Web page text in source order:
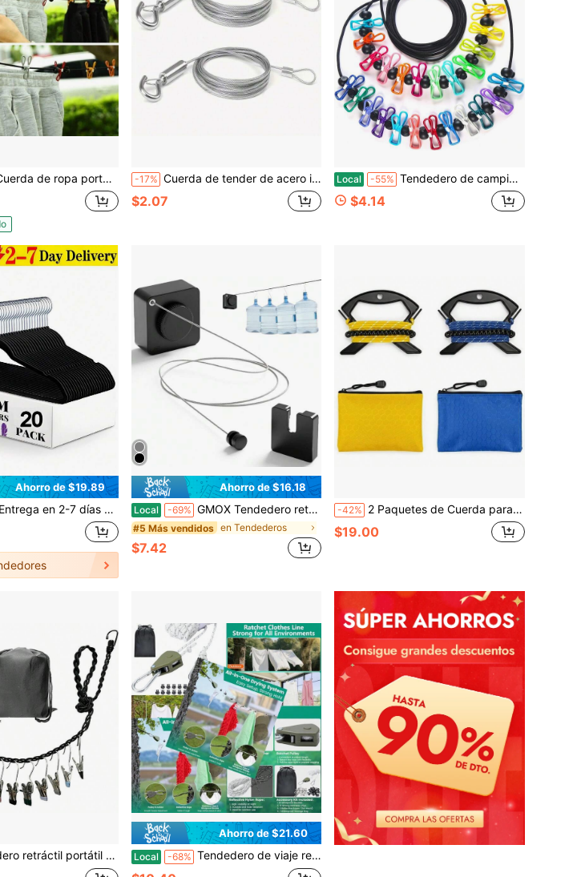
portátil retráctil para viajes y camping con 24 pinzas | Para secado de ropa en interiores, línea de secado al aire libre, artículos esenciales de camping y RV, hotel con bolsa impermeable, extensible de 10 a 12 pies -17% Cuerda de tender de acero inoxidable, retráctil y ajustable para interior/exterior montada en la pared, para colgar ropa, opciones de longitud: 0,5 m/3 m/5 m, diámetro de la cuerda: 2 mm
$2.07
Local -55% Tendedero de camping portátil con 12 pinzas, accesorios de camping y línea de ropa retráctil elástica para viajes, camping, hotel y uso en interiores y exteriores
$4.14
Ahorro de $19.89
resistente al deslizamiento, para abrigos, percha premium delgada y ahorradora de espacio para trajes para organizador de armario, gancho giratorio de 360°, casa, perchas, organizador de armario y almacenamiento, perchero de abrigos, organizador de armario, organización de la lavandería, perchas para bebés, perchas para ropa, armario, perchas para pantalones, paquete de 60 perchas, artículos esenciales para apartamentos, organizador, perchas de terciopelo, pinzas para la ropa, ropa, mono vaquero para mujer, cómoda para el armario, almacenamiento de armario, ganchos para abrigos, accesorios de cocina rosa, perchas para niños, fieltro, ganchos, artículos esenciales para dormitorios, perchas para pantalones, organizador colgante de armario, organización de armarios, negro, percha de abrigo, perchas para faldas, decoración de apartamentos, artículos esenciales para la universidad, artículos esenciales para dormitorios
Ahorro de $16.18
Local -69% GMOX Tendedero retráctil de uso intensivo | Línea de lavandería montada en la pared de 15 pies que ahorra espacio para interiores y exteriores (negro)
#5 Más vendidos en Tendederos
$7.42
-42% 2 Paquetes de Cuerda para Ropa de Viaje, Sin Pinzas Necesarias, 48 Cuentas, Bolsas con Enrolladores 2x 11.5 Pies de Líneas de Lavandería Reflectantes No Elásticas con Bolsas con Cremallera y Enrolladores, Crucero, Hotel, Camping, RV Interior
$19.00
trenzada triple con 10 pinzas a prueba de viento, línea de secado de ropa interior, accesorios de percha para camping al aire libre
Ahorro de $21.60
Local -68% Tendedero de viaje retráctil de 19 pies (5,8 m) con sistema de polea reflectante, ganchos y pinzas de acero inoxidable, portátil para camping, crucero, hotel, balcón, lavandería al aire libre, color verde del ejército